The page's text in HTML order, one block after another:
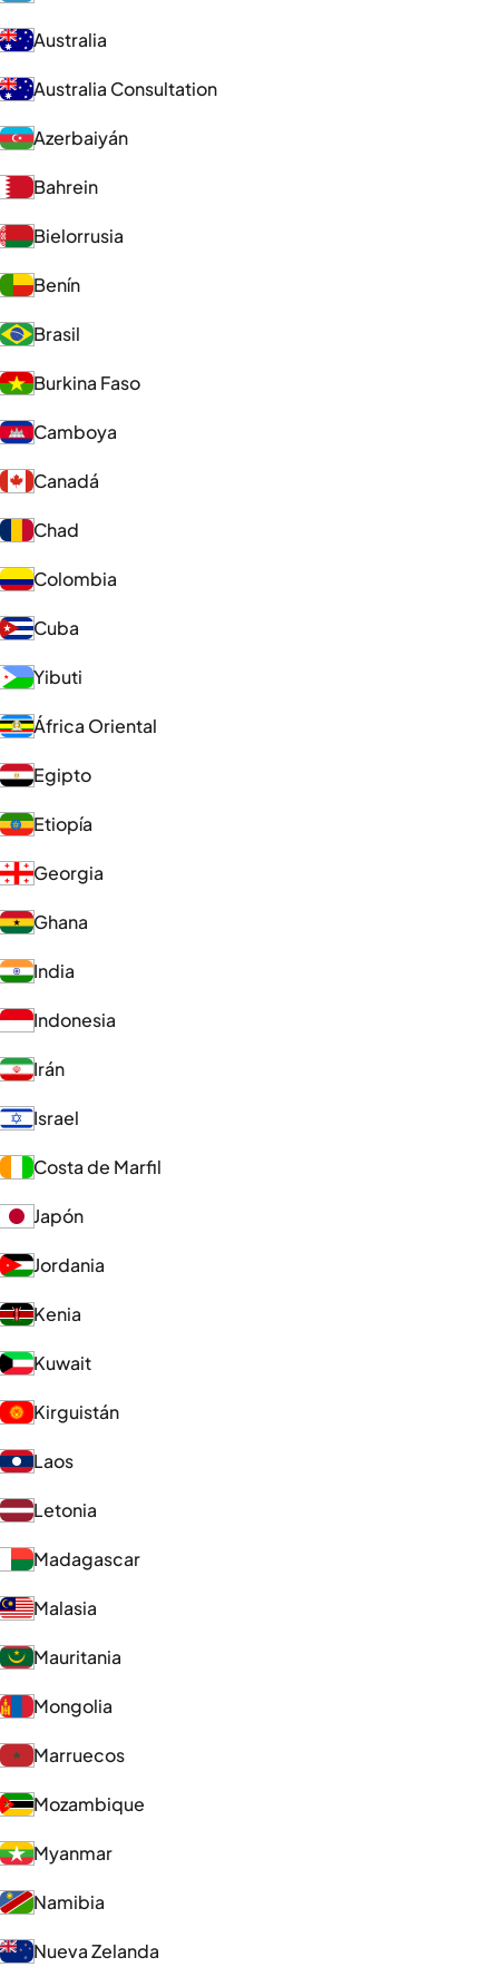
Australia
Australia Consultation
Azerbaiyán
Bahrein
Bielorrusia
Benín
Brasil
Burkina Faso
Camboya
Canadá
Chad
Colombia
Cuba
Yibuti
África Oriental
Egipto
Etiopía
Georgia
Ghana
India
Indonesia
Irán
Israel
Costa de Marfil
Japón
Jordania
Kenia
Kuwait
Kirguistán
Laos
Letonia
Madagascar
Malasia
Mauritania
Mongolia
Marruecos
Mozambique
Myanmar
Namibia
Nueva Zelanda